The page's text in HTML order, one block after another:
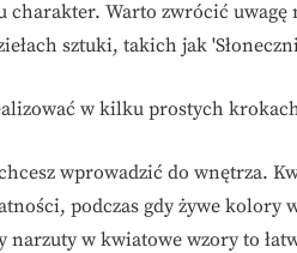
Warto zwrócić uwagę
sztuki, takich jak
w kilku prostych
wprowadzić do wnętrza.
podczas gdy żywe kolory
narzuty w kwiatowe wzory to